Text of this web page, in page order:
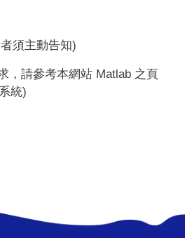
須主動告知)
，請參考本網站 Matlab 之頁
統)